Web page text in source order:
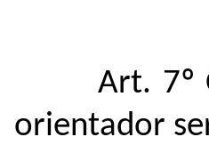
Art. 7º
orientador